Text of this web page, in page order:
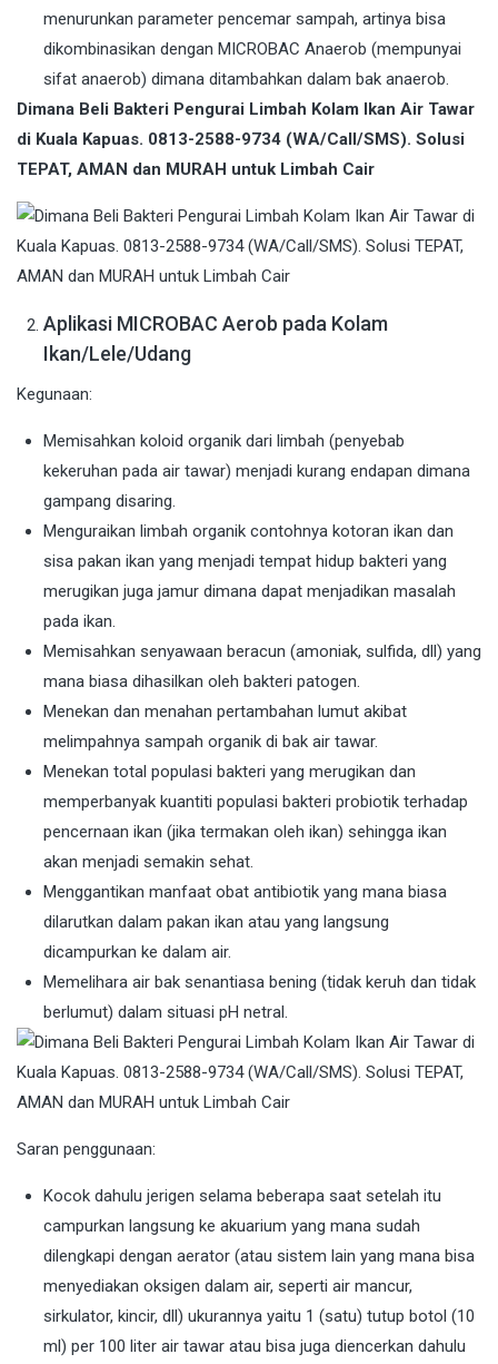
menurunkan parameter pencemar sampah, artinya bisa
dikombinasikan dengan MICROBAC Anaerob (mempunyai
sifat anaerob) dimana ditambahkan dalam bak anaerob.
Dimana Beli Bakteri Pengurai Limbah Kolam Ikan Air Tawar
di Kuala Kapuas. 0813-2588-9734 (WA/Call/SMS). Solusi
TEPAT, AMAN dan MURAH untuk Limbah Cair
Aplikasi MICROBAC Aerob pada Kolam
Ikan/Lele/Udang
Kegunaan:
Memisahkan koloid organik dari limbah (penyebab
kekeruhan pada air tawar) menjadi kurang endapan dimana
gampang disaring.
Menguraikan limbah organik contohnya kotoran ikan dan
sisa pakan ikan yang menjadi tempat hidup bakteri yang
merugikan juga jamur dimana dapat menjadikan masalah
pada ikan.
Memisahkan senyawaan beracun (amoniak, sulfida, dll) yang
mana biasa dihasilkan oleh bakteri patogen.
Menekan dan menahan pertambahan lumut akibat
melimpahnya sampah organik di bak air tawar.
Menekan total populasi bakteri yang merugikan dan
memperbanyak kuantiti populasi bakteri probiotik terhadap
pencernaan ikan (jika termakan oleh ikan) sehingga ikan
akan menjadi semakin sehat.
Menggantikan manfaat obat antibiotik yang mana biasa
dilarutkan dalam pakan ikan atau yang langsung
dicampurkan ke dalam air.
Memelihara air bak senantiasa bening (tidak keruh dan tidak
berlumut) dalam situasi pH netral.
Saran penggunaan:
Kocok dahulu jerigen selama beberapa saat setelah itu
campurkan langsung ke akuarium yang mana sudah
dilengkapi dengan aerator (atau sistem lain yang mana bisa
menyediakan oksigen dalam air, seperti air mancur,
sirkulator, kincir, dll) ukurannya yaitu 1 (satu) tutup botol (10
ml) per 100 liter air tawar atau bisa juga diencerkan dahulu